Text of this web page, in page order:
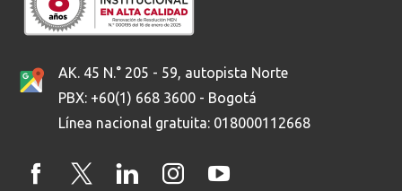
AK. 45 N.° 205 - 59, autopista Norte
PBX: +60(1) 668 3600 - Bogotá
Línea nacional gratuita: 018000112668